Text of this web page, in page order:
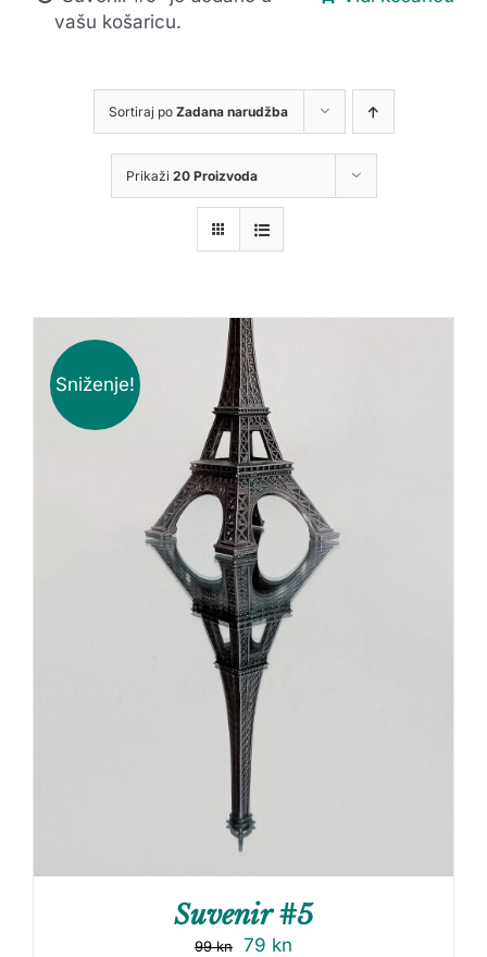
vašu košaricu.
Sortiraj po Zadana narudžba
Prikaži 20 Proizvoda
Sniženje!
Suvenir #5
99kn 79 kn